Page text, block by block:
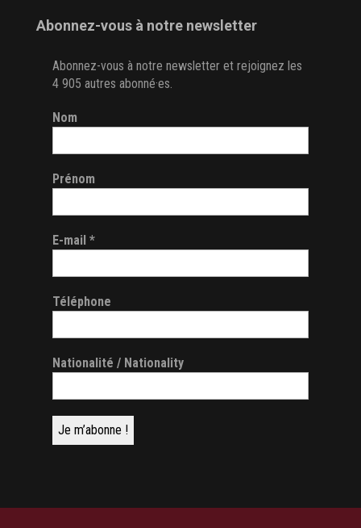
Abonnez-vous à notre newsletter
Abonnez-vous à notre newsletter et rejoignez les
4 905 autres abonné·es.
Nom
Prénom
E-mail *
Téléphone
Nationalité / Nationality